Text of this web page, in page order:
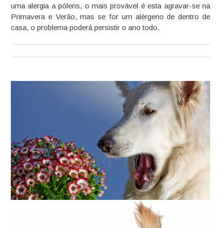
uma alergia a pólens, o mais provável é esta agravar-se na
Primavera e Verão, mas se for um alérgeno de dentro de
casa, o problema poderá persistir o ano todo.